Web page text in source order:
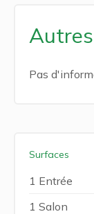
Pas
Surfaces
1 Entrée
1 Salon